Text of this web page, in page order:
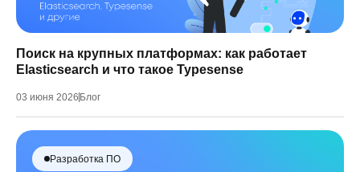
Поиск на крупных платформах: как работает
Elasticsearch и что такое Typesense
03 июня 2026 Блог
Разработка ПО